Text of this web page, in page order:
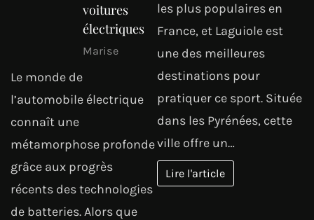
voitures
électriques
Marise
Le monde de
l’automobile électrique
connaît une
métamorphose profonde
grâce aux progrès
récents des technologies
de batteries. Alors que
les plus populaires en
France, et Laguiole est
une des meilleures
destinations pour
pratiquer ce sport. Située
dans les Pyrénées, cette
ville offre un…
Lire l'article